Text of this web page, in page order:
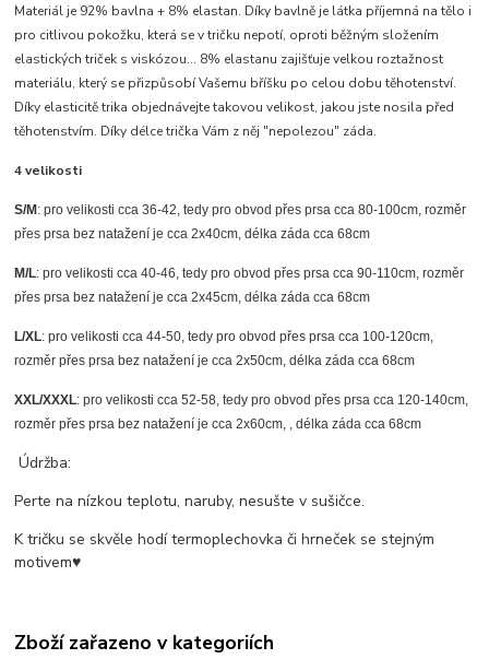
Materiál je 92% bavlna + 8% elastan. Díky bavlně je látka příjemná na tělo i
pro citlivou pokožku, která se v tričku nepotí, oproti běžným složením
elastických triček s viskózou... 8% elastanu zajišťuje velkou roztažnost
materiálu, který se přizpůsobí Vašemu bříšku po celou dobu těhotenství.
Díky elasticitě trika objednávejte takovou velikost, jakou jste nosila před
těhotenstvím. Díky délce trička Vám z něj "nepolezou" záda.
4 velikosti
S/M: pro velikosti cca 36-42, tedy pro obvod přes prsa cca 80-100cm, rozměr
přes prsa bez natažení je cca 2x40cm, délka záda cca 68cm
M/L: pro velikosti cca 40-46, tedy pro obvod přes prsa cca 90-110cm, rozměr
přes prsa bez natažení je cca 2x45cm, délka záda cca 68cm
L/XL: pro velikosti cca 44-50, tedy pro obvod přes prsa cca 100-120cm,
rozměr přes prsa bez natažení je cca 2x50cm, délka záda cca 68cm
XXL/XXXL: pro velikosti cca 52-58, tedy pro obvod přes prsa cca 120-140cm,
rozměr přes prsa bez natažení je cca 2x60cm, , délka záda cca 68cm
Údržba:
Perte na nízkou teplotu, naruby, nesušte v sušičce.
K tričku se skvěle hodí termoplechovka či hrneček se stejným
motivem♥
Zboží zařazeno v kategoriích